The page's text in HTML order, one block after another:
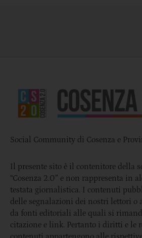
Social Community di Cosenza e
Il presente sito è il contenitore della
“Cosenza 2.0” e non rappresenta in
testata giornalistica. I contenuti
delle segnalazioni dei nostri lettori o
da fonti editoriali alle quali si
citazione e link. Pertanto i diritti e le